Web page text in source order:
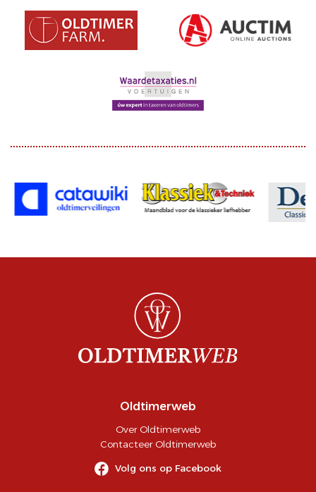
Oldtimerweb
Over Oldtimerweb
Contacteer Oldtimerweb
Volg ons op Facebook